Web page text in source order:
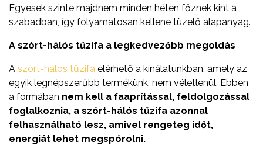
Egyesek szinte majdnem minden héten főznek kint a
szabadban, így folyamatosan kellene tüzelő alapanyag.
A szórt-hálós tűzifa a legkedvezőbb megoldás
A szórt-hálós tűzifa elérhető a kínálatunkban, amely az
egyik legnépszerűbb termékünk, nem véletlenül. Ebben
a formában nem kell a faaprítással, feldolgozással
foglalkoznia, a szórt-hálós tűzifa azonnal
felhasználható lesz, amivel rengeteg időt,
energiát lehet megspórolni.